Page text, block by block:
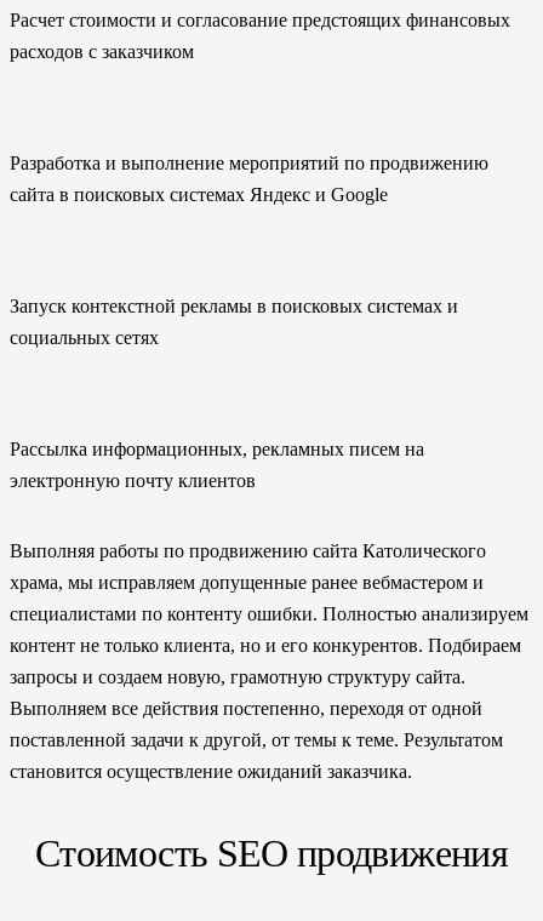
Расчет стоимости и согласование предстоящих финансовых
расходов с заказчиком
Разработка и выполнение мероприятий по продвижению
сайта в поисковых системах Яндекс и Google
Запуск контекстной рекламы в поисковых системах и
социальных сетях
Рассылка информационных, рекламных писем на
электронную почту клиентов
Выполняя работы по продвижению сайта Католического
храма, мы исправляем допущенные ранее вебмастером и
специалистами по контенту ошибки. Полностью анализируем
контент не только клиента, но и его конкурентов. Подбираем
запросы и создаем новую, грамотную структуру сайта.
Выполняем все действия постепенно, переходя от одной
поставленной задачи к другой, от темы к теме. Результатом
становится осуществление ожиданий заказчика.
Стоимость SEO продвижения